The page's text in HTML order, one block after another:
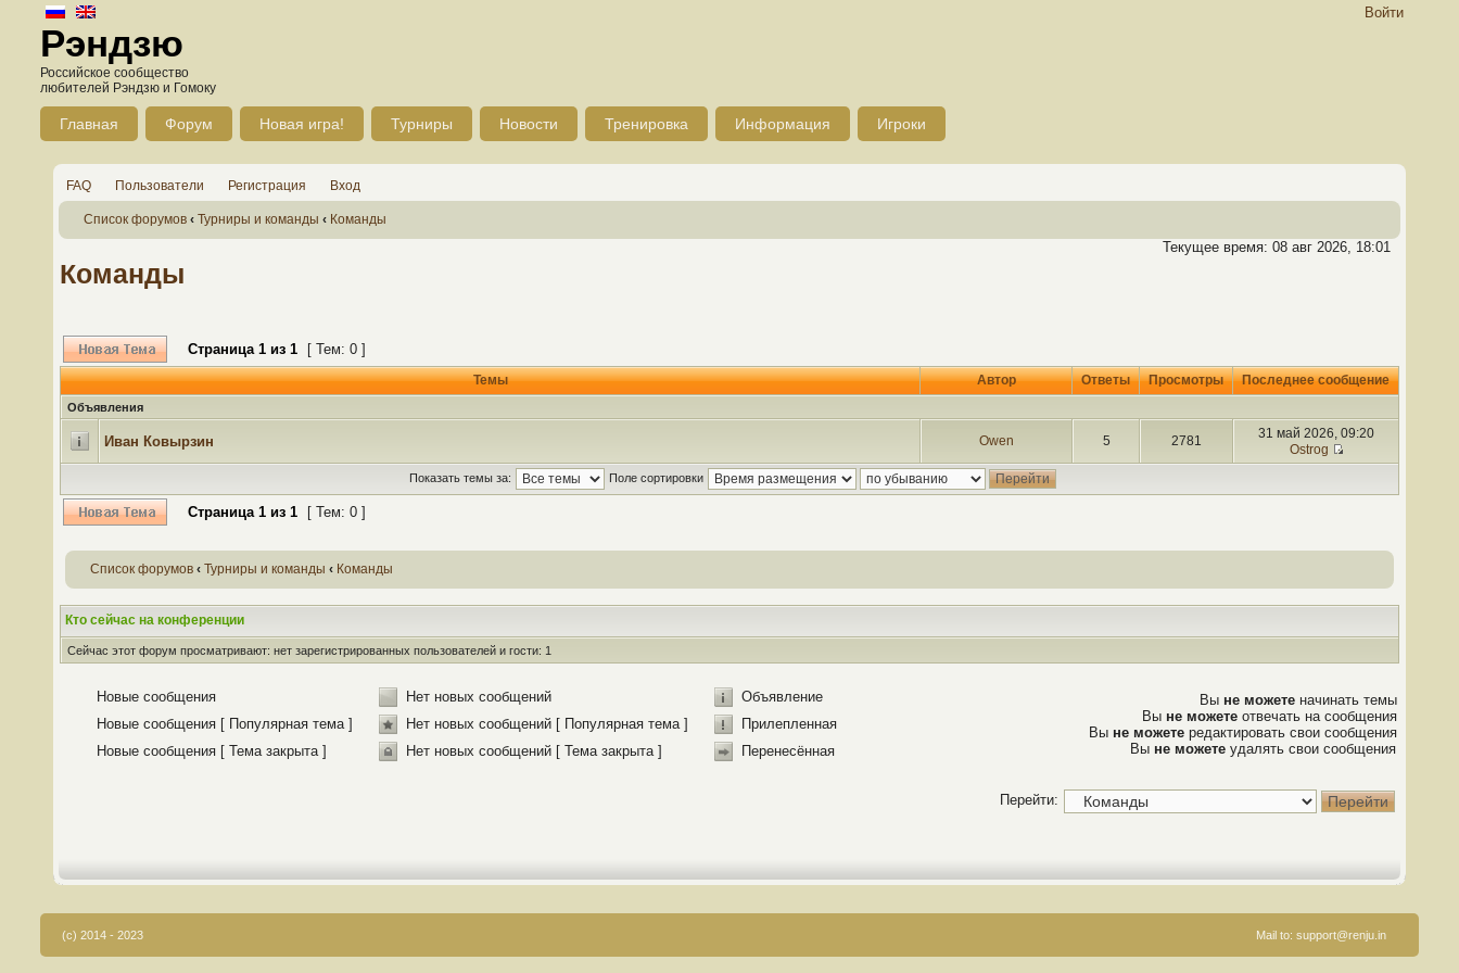
Войти
Рэндзю
Российское сообщество
любителей Рэндзю и Гомоку
Главная Форум Новая игра! Турниры Новости Тренировка Информация Игроки
FAQ Пользователи Регистрация Вход
Список форумов ‹ Турниры и команды ‹ Команды
Текущее время: 08 авг 2026, 18:01
Команды
Страница 1 из 1 [ Тем: 0 ]
Темы Автор Ответы Просмотры Последнее сообщение
Объявления
Иван Ковырзин Owen 5 2781
31 май 2026, 09:20
Ostrog
Показать темы за: Поле сортировки
Страница 1 из 1 [ Тем: 0 ]
Список форумов ‹ Турниры и команды ‹ Команды
Кто сейчас на конференции
Сейчас этот форум просматривают: нет зарегистрированных пользователей и гости: 1
Новые сообщения Нет новых сообщений
Объявление
Новые сообщения [ Популярная тема ]
Нет новых сообщений [ Популярная тема ]
Прилепленная
Новые сообщения [ Тема закрыта ]
Нет новых сообщений [ Тема закрыта ] Перенесённая
Вы не можете начинать темы
Вы не можете отвечать на сообщения
Вы не можете редактировать свои сообщения
Вы не можете удалять свои сообщения
Перейти:
(c) 2014 - 2023 Mail to: support@renju.in